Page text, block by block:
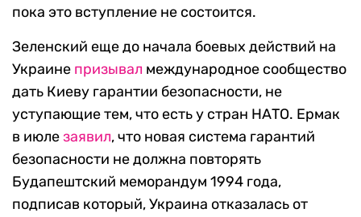
пока это вступление не состоится.
Зеленский еще до начала боевых действий на
Украине призывал международное сообщество
дать Киеву гарантии безопасности, не
уступающие тем, что есть у стран НАТО. Ермак
в июлезаявил, что новая система гарантий
безопасности не должна повторять
Будапештский меморандум 1994 года,
подписав который, Украина отказалась от